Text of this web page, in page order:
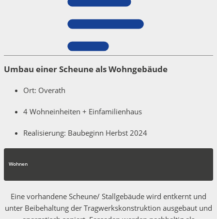
Umbau einer Scheune als Wohngebäude
Ort: Overath
4 Wohneinheiten + Einfamilienhaus
Realisierung: Baubeginn Herbst 2024
Wohnen
Eine vorhandene Scheune/ Stallgebäude wird entkernt und
unter Beibehaltung der Tragwerkskonstruktion ausgebaut und